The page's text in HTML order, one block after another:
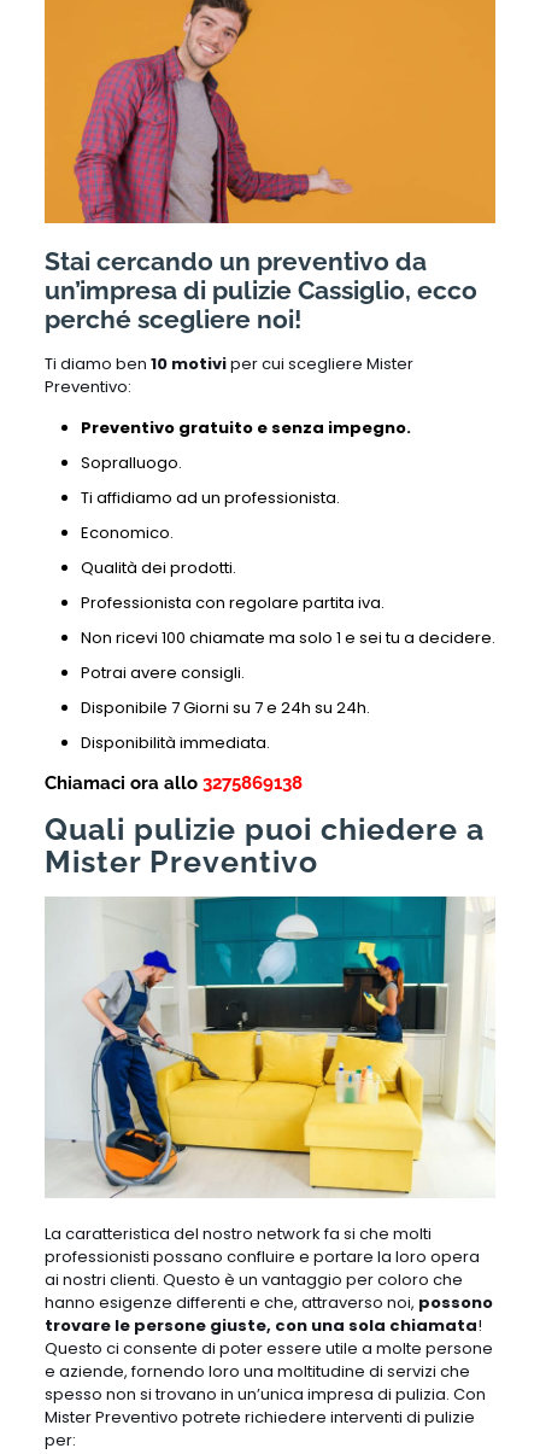
Stai cercando un preventivo da
un’impresa di pulizie Cassiglio, ecco
perché scegliere noi!
Ti diamo ben 10 motiviper cui scegliere Mister
Preventivo:
Preventivo gratuito e senza impegno.
Sopralluogo.
Ti affidiamo ad un professionista.
Economico.
Qualità dei prodotti.
Professionista con regolare partita iva.
Non ricevi 100 chiamate ma solo 1 e sei tu a decidere.
Potrai avere consigli.
Disponibile 7 Giorni su 7 e 24h su 24h.
Disponibilità immediata.
Chiamaci ora allo 3275869138
Quali pulizie puoi chiedere a
Mister Preventivo
La caratteristica del nostro network fa si che molti
professionisti possano confluire e portare la loro opera
ai nostri clienti. Questo è un vantaggio per coloro che
hanno esigenze differenti e che, attraverso noi, possono
trovare le persone giuste, con una sola chiamata!
Questo ci consente di poter essere utile a molte persone
e aziende, fornendo loro una moltitudine di servizi che
spesso non si trovano in un’unica impresa di pulizia. Con
Mister Preventivo potrete richiedere interventi di pulizie
per: